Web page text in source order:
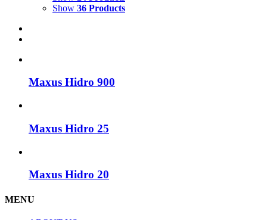
Show 36 Products
Maxus Hidro 900
Maxus Hidro 25
Maxus Hidro 20
MENU